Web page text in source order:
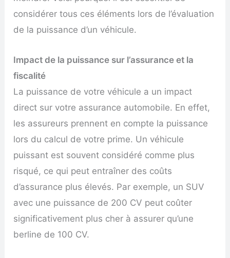
considérer tous ces éléments lors de l’évaluation
de la puissance d’un véhicule.
Impact de la puissance sur l’assurance et la
fiscalité
La puissance de votre véhicule a un impact
direct sur votre assurance automobile. En effet,
les assureurs prennent en compte la puissance
lors du calcul de votre prime. Un véhicule
puissant est souvent considéré comme plus
risqué, ce qui peut entraîner des coûts
d’assurance plus élevés. Par exemple, un SUV
avec une puissance de 200 CV peut coûter
significativement plus cher à assurer qu’une
berline de 100 CV.